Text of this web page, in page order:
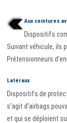
Aux ceintures
Dispositifs
Suivant véhicule, ils
Prétensionneurs
Latéraux
Dispositifs de
s'agit d'airbags
et qui se déploient